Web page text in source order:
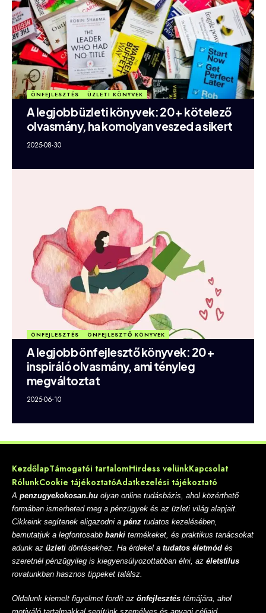
ÖNFEJLESZTÉS ÜZLETI KÖNYVEK
A legjobb üzleti könyvek: 20+ kötelező
olvasmány, ha komolyan veszed a sikert
2025-08-30
ÖNFEJLESZTÉS ÖNFEJLESZTŐ KÖNYVEK
A legjobb önfejlesztő könyvek: 20+
inspiráló olvasmány, ami tényleg
megváltoztat
2025-06-10
KezdőlapTámogatói tartalomHirdess velünkKapcsolat
RólunkCookie tájékoztatóAdatkezelési tájékoztató
A penzugyekokosan.hu olyan online tudásbázis, ahol közérthető
formában ismerheted meg a pénzügyek és az üzleti világ alapjait.
Cikkeink segítenek eligazodni a pénz tudatos kezelésében,
bemutatjuk a legfontosabb banki termékeket, és praktikus tanácsokat
adunk az üzleti döntésekhez. Ha érdekel a tudatos életmód és
szeretnél pénzügyileg is kiegyensúlyozottabban élni, az életstílus
rovatunkban hasznos tippeket találsz.
Oldalunk kiemelt figyelmet fordít az önfejlesztés témájára, ahol